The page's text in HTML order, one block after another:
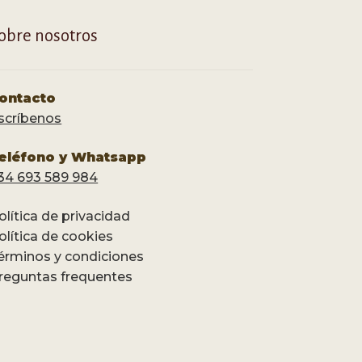
nosotros
y Whatsapp
693 589 984
de privacidad
de cookies
y condiciones
frequentes